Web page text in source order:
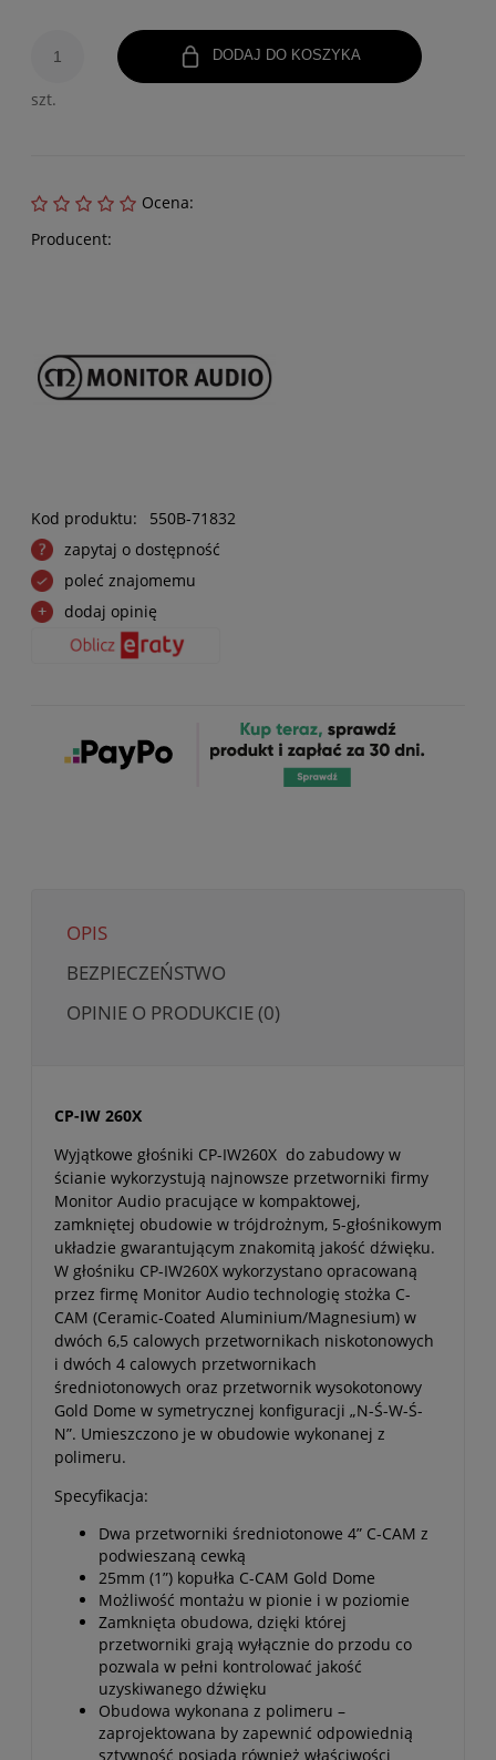
szt.
DODAJ DO KOSZYKA
Ocena:
Producent:
Kod produktu:
550B-71832
zapytaj o dostępność
poleć znajomemu
dodaj opinię
OPIS
BEZPIECZEŃSTWO
OPINIE O PRODUKCIE (0)
CP-IW 260X
Wyjątkowe głośniki CP-IW260X do zabudowy w
ścianie wykorzystują najnowsze przetworniki firmy
Monitor Audio pracujące w kompaktowej,
zamkniętej obudowie w trójdrożnym, 5-głośnikowym
układzie gwarantującym znakomitą jakość dźwięku.
W głośniku CP-IW260X wykorzystano opracowaną
przez firmę Monitor Audio technologię stożka C-
CAM (Ceramic-Coated Aluminium/Magnesium) w
dwóch 6,5 calowych przetwornikach niskotonowych
i dwóch 4 calowych przetwornikach
średniotonowych oraz przetwornik wysokotonowy
Gold Dome w symetrycznej konfiguracji „N-Ś-W-Ś-
N”. Umieszczono je w obudowie wykonanej z
polimeru.
Specyfikacja:
Dwa przetworniki średniotonowe 4” C-CAM z
podwieszaną cewką
25mm (1”) kopułka C-CAM Gold Dome
Możliwość montażu w pionie i w poziomie
Zamknięta obudowa, dzięki której
przetworniki grają wyłącznie do przodu co
pozwala w pełni kontrolować jakość
uzyskiwanego dźwięku
Obudowa wykonana z polimeru –
zaprojektowana by zapewnić odpowiednią
sztywność posiada również właściwości